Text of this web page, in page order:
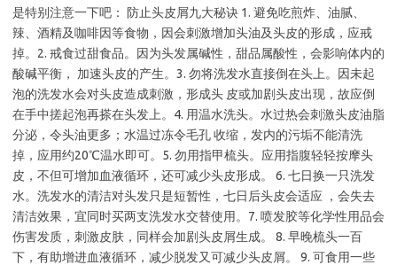
是特别注意一下吧： 防止头皮屑九大秘诀 1. 避免吃煎炸、油腻、
辣、酒精及咖啡因等食物，因会刺激增加头油及头皮的形成，应戒
掉。2. 戒食过甜食品。因为头发属碱性，甜品属酸性，会影响体内的
酸碱平衡， 加速头皮的产生。3. 勿将洗发水直接倒在头上。因未起
泡的洗发水会对头皮造成刺激，形成头 皮或加剧头皮出现，故应倒
在手中搓起泡再搽在头发上。4. 用温水洗头。水过热会刺激头皮油脂
分泌，令头油更多；水温过冻令毛孔 收缩，发内的污垢不能清洗
掉，应用约20℃温水即可。5. 勿用指甲梳头。应用指腹轻轻按摩头
皮，不但可增加血液循环，还可减少头皮形成。 6. 七日换一只洗发
水。洗发水的清洁对头发只是短暂性，七日后头皮会适应 ，会失去
清洁效果，宜同时买两支洗发水交替使用。7. 喷发胶等化学性用品会
伤害发质，刺激皮肤，同样会加剧头皮屑生成。 8. 早晚梳头一百
下，有助增进血液循环，减少脱发又可减少头皮屑。 9. 可食用一些